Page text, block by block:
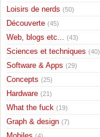
Loisirs de nerds (50)
Découverte (45)
Web, blogs etc... (43)
Sciences et techniques (40)
Software & Apps (29)
Concepts (25)
Hardware (21)
What the fuck (19)
Graph & design (7)